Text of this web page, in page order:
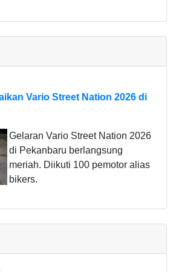
Vario Street Nation 2026 di
Gelaran Vario Street Nation 2026
di Pekanbaru berlangsung
meriah. Diikuti 100 pemotor alias
bikers.